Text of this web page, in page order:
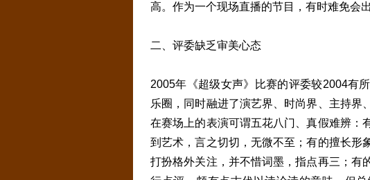
高。作为一个现场直播的节目，有时难免会
二、评委缺乏审美心态
2005年《超级女声》比赛的评委较2004有
乐圈，同时融进了演艺界、时尚界、主持界
在赛场上的表演可谓五花八门、真假难辨：
到艺术，言之切切，无微不至；有的擅长形
打扮格外关注，并不惜词墨，指点再三；有